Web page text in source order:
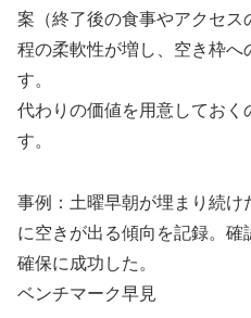
案（終了後の食事やアクセス
程の柔軟性が増し、空き枠へ
す。
代わりの価値を用意してお
す。
事例：土曜早朝が埋まり続け
に空きが出る傾向を記録。
確保に成功した。
ベンチマーク早見